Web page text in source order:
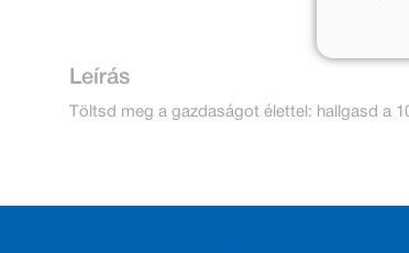
Leírás
Töltsd meg a gazdaságot élettel: hallgasd a